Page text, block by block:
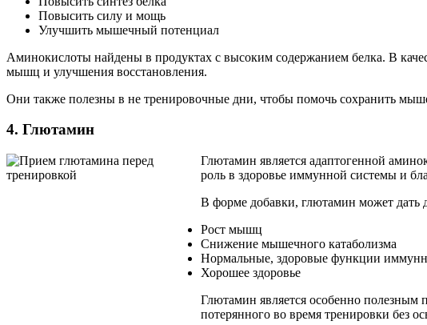
Повысить силу и мощь
Улучшить мышечный потенциал
Аминокислоты найдены в продуктах с высоким содержанием белка. В
мышц и улучшения восстановления.
Они также полезны в не тренировочные дни, чтобы помочь сохранить
4. Глютамин
Глютамин является адаптогенной
роль в здоровье иммунной системы и
В форме добавки, глютамин может дать
Рост мышц
Снижение мышечного катаболизма
Нормальные, здоровые функции
Хорошее здоровье
Глютамин является особенно полезным
потерянного во время тренировки без